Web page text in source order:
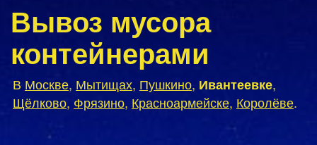
Вывоз мусора
контейнерами
В Москве, Мытищах, Пушкино, Ивантеевке,
Щёлково, Фрязино, Красноармейске, Королёве.